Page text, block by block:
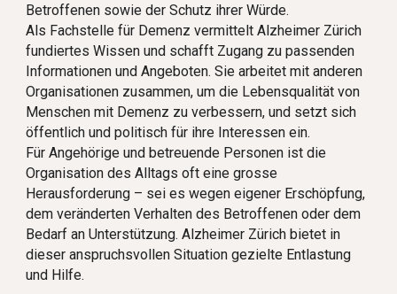
Betroffenen sowie der Schutz ihrer Würde.
Als Fachstelle für Demenz vermittelt Alzheimer Zürich
fundiertes Wissen und schafft Zugang zu passenden
Informationen und Angeboten. Sie arbeitet mit anderen
Organisationen zusammen, um die Lebensqualität von
Menschen mit Demenz zu verbessern, und setzt sich
öffentlich und politisch für ihre Interessen ein.
Für Angehörige und betreuende Personen ist die
Organisation des Alltags oft eine grosse
Herausforderung – sei es wegen eigener Erschöpfung,
dem veränderten Verhalten des Betroffenen oder dem
Bedarf an Unterstützung. Alzheimer Zürich bietet in
dieser anspruchsvollen Situation gezielte Entlastung
und Hilfe.